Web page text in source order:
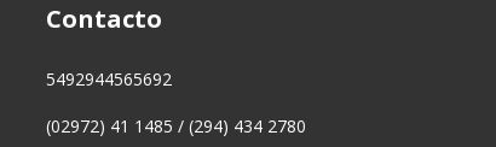
Contacto
5492944565692
(02972) 41 1485 / (294) 434 2780